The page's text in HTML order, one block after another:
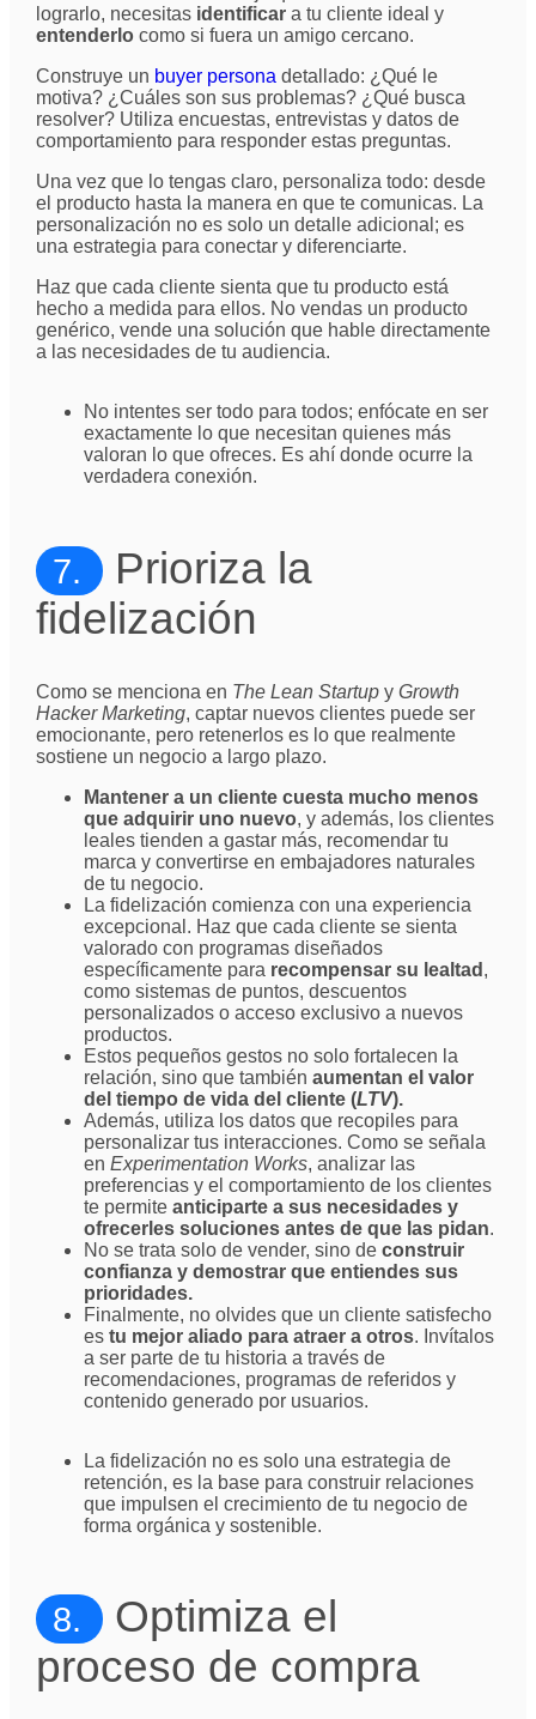
lograrlo, necesitas identificara tu cliente ideal y
entenderlocomo si fuera un amigo cercano.
Construye un buyer persona detallado: ¿Qué le
motiva? ¿Cuáles son sus problemas? ¿Qué busca
resolver? Utiliza encuestas, entrevistas y datos de
comportamiento para responder estas preguntas.
Una vez que lo tengas claro, personaliza todo: desde
el producto hasta la manera en que te comunicas. La
personalización no es solo un detalle adicional; es
una estrategia para conectar y diferenciarte.
Haz que cada cliente sienta que tu producto está
hecho a medida para ellos. No vendas un producto
genérico, vende una solución que hable directamente
a las necesidades de tu audiencia.
No intentes ser todo para todos; enfócate en ser
exactamente lo que necesitan quienes más
valoran lo que ofreces. Es ahí donde ocurre la
verdadera conexión.
7. Prioriza la
fidelización
Como se menciona en The Lean Startupy Growth
Hacker Marketing, captar nuevos clientes puede ser
emocionante, pero retenerlos es lo que realmente
sostiene un negocio a largo plazo.
Mantener a un cliente cuesta mucho menos
que adquirir uno nuevo, y además, los clientes
leales tienden a gastar más, recomendar tu
marca y convertirse en embajadores naturales
de tu negocio.
La fidelización comienza con una experiencia
excepcional. Haz que cada cliente se sienta
valorado con programas diseñados
específicamente para recompensar su lealtad ,
como sistemas de puntos, descuentos
personalizados o acceso exclusivo a nuevos
productos.
Estos pequeños gestos no solo fortalecen la
relación, sino que también aumentan el valor
del tiempo de vida del cliente (LTV).
Además, utiliza los datos que recopiles para
personalizar tus interacciones. Como se señala
en Experimentation Works, analizar las
preferencias y el comportamiento de los clientes
te permite anticiparte a sus necesidades y
ofrecerles soluciones antes de que las pidan.
No se trata solo de vender, sino de construir
confianza y demostrar que entiendes sus
prioridades.
Finalmente, no olvides que un cliente satisfecho
es tu mejor aliado para atraer a otros. Invítalos
a ser parte de tu historia a través de
recomendaciones, programas de referidos y
contenido generado por usuarios.
La fidelización no es solo una estrategia de
retención, es la base para construir relaciones
que impulsen el crecimiento de tu negocio de
forma orgánica y sostenible.
8. Optimiza el
proceso de compra